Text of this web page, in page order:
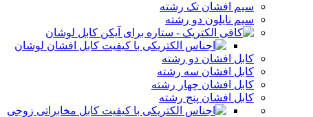
سیم افشان تک رشته
سیم نایلون دو رشته
کابل لوشان
کابل افشان لوشان
کابل افشان دو رشته
کابل افشان سه رشته
کابل افشان چهار رشته
کابل افشان پنج رشته
کابل مخابراتی زوجی